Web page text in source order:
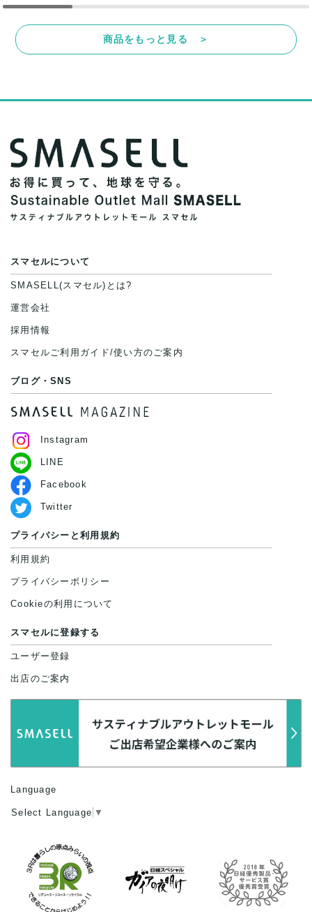
商品をもっと見る ＞
スマセルについて
SMASELL(スマセル)とは?
運営会社
採用情報
スマセルご利用ガイド/使い方のご案内
ブログ・SNS
Instagram
LINE
Facebook
Twitter
プライバシーと利用規約
利用規約
プライバシーポリシー
Cookieの利用について
スマセルに登録する
ユーザー登録
出店のご案内
Language
Select Language ▼